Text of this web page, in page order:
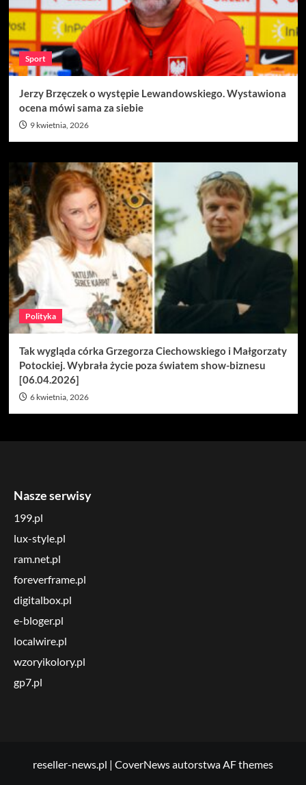
Sport
Jerzy Brzęczek o występie Lewandowskiego. Wystawiona
ocena mówi sama za siebie
9 kwietnia, 2026
Polityka
Tak wygląda córka Grzegorza Ciechowskiego i Małgorzaty
Potockiej. Wybrała życie poza światem show-biznesu
[06.04.2026]
6 kwietnia, 2026
Nasze serwisy
199.pl
lux-style.pl
ram.net.pl
foreverframe.pl
digitalbox.pl
e-bloger.pl
localwire.pl
wzoryikolory.pl
gp7.pl
reseller-news.pl | CoverNewsautorstwa AF themes